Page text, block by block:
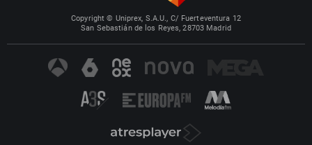
Copyright © Uniprex, S.A.U., C/ Fuerteventura 12
San Sebastián de los Reyes, 28703 Madrid